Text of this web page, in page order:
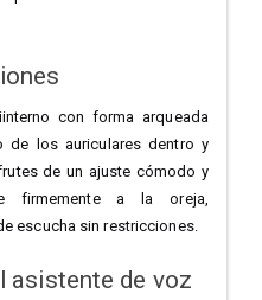
con forma arqueada
de los auriculares dentro y
de un ajuste cómodo y
firmemente a la oreja,
escucha sin restricciones.
asistente de voz